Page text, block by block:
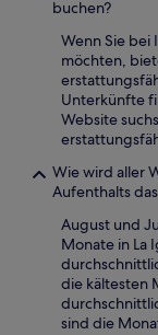
buchen?
Wenn Sie bei
möchten,
Unterkünfte
Website
Wie wird aller
Aufenthalts
August und
Monate in La
die kältesten
sind die